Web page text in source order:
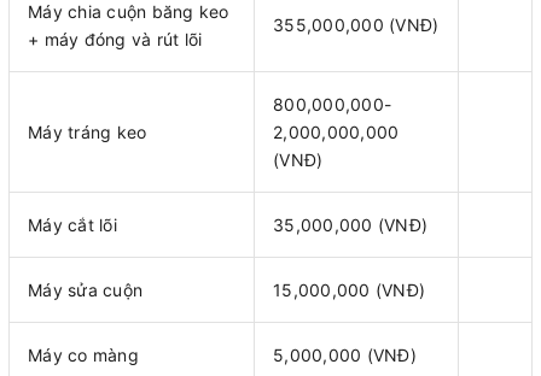
Máy chia cuộn băng keo
+ máy đóng và rút lõi
355,000,000 (VNĐ)
Máy tráng keo
800,000,000-
2,000,000,000
(VNĐ)
Máy cắt lõi 35,000,000 (VNĐ)
Máy sửa cuộn 15,000,000 (VNĐ)
Máy co màng 5,000,000 (VNĐ)